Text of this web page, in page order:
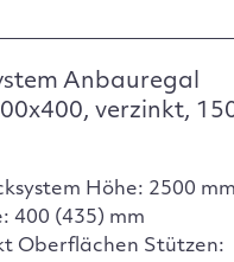
Anbauregal
verzinkt,
Höhe: 2500 mm
400 (435) mm
Oberflächen Stützen: